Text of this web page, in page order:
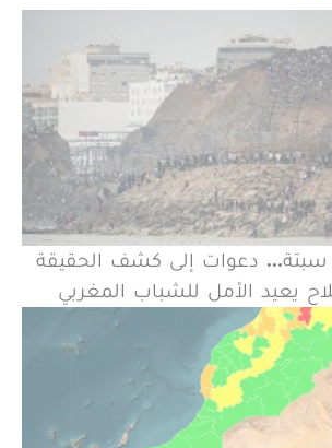
سبتة... دعوات إلى كشف الحقيقة
يعيد الأمل للشباب المغربي